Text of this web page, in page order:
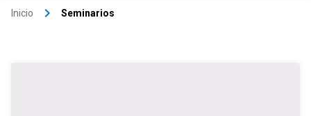
Inicio keyboard_arrow_right Seminarios